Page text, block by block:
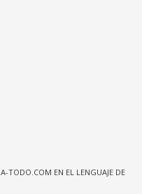
TODO.COM EN EL LENGUAJE DE